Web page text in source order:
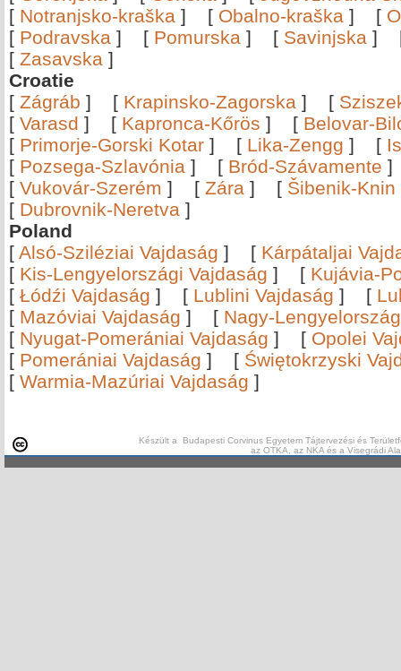
[ Notranjsko-kraška ] [ Obalno-kraška ] [
[ Podravska ] [ Pomurska ] [ Savinjska ]
[ Zasavska ]
Croatie
[ Zágráb ] [ Krapinsko-Zagorska ] [
[ Varasd ] [ Kapronca-Kőrös ] [ Belovar-
[ Primorje-Gorski Kotar ] [ Lika-Zengg ] [
[ Pozsega-Szlavónia ] [ Bród-Szávamente
[ Vukovár-Szerém ] [ Zára ] [ Šibenik-Knin
[ Dubrovnik-Neretva ]
Poland
[ Alsó-Sziléziai Vajdaság ] [ Kárpátaljai
[ Kis-Lengyelországi Vajdaság ] [ Kujávia-
[ Łódźi Vajdaság ] [ Lublini Vajdaság ] [
[ Mazóviai Vajdaság ] [ Nagy-
[ Nyugat-Pomerániai Vajdaság ] [ Opolei
[ Pomerániai Vajdaság ] [ Świętokrzyski
[ Warmia-Mazúriai Vajdaság ]
Készült a Budapesti Corvinus Egyetem Tájtervezési és
az OTKA, az NKA és a Visegrádi